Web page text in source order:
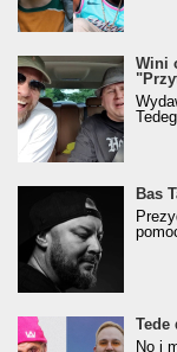
Wini
Bas
Tede
No i